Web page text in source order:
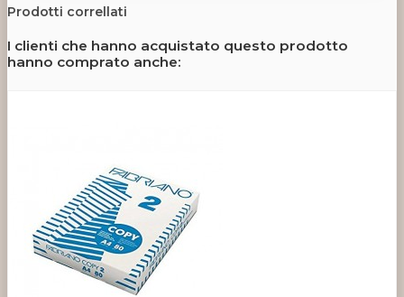
Prodotti correllati
I clienti che hanno acquistato questo prodotto
hanno comprato anche: